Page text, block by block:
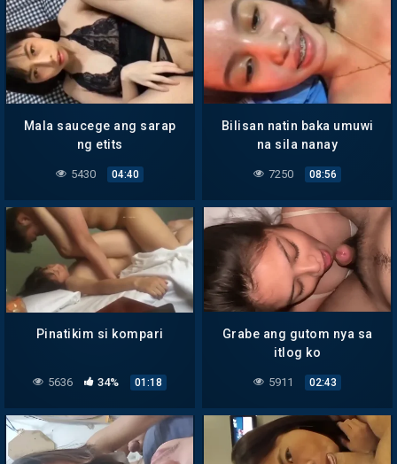
Mala saucege ang sarap
ng etits
5430 04:40
Bilisan natin baka umuwi
na sila nanay
7250 08:56
Pinatikim si kompari
5636 34% 01:18
Grabe ang gutom nya sa
itlog ko
5911 02:43